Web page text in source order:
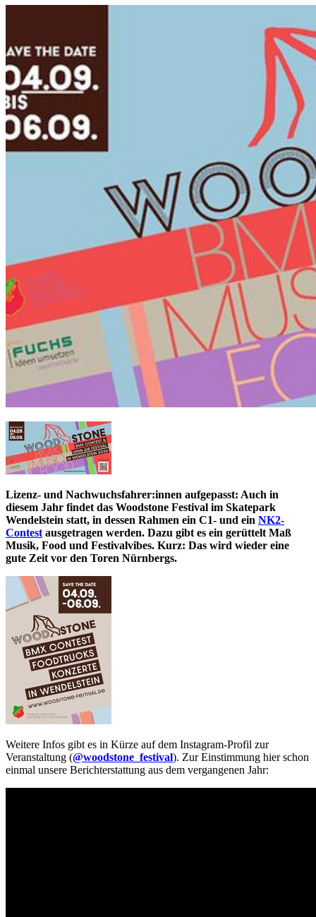
Lizenz- und Nachwuchsfahrer:innen aufgepasst: Auch in
diesem Jahr findet das Woodstone Festival im Skatepark
Wendelstein statt, in dessen Rahmen ein C1- und ein NK2-
Contest ausgetragen werden. Dazu gibt es ein gerüttelt Maß
Musik, Food und Festivalvibes. Kurz: Das wird wieder eine
gute Zeit vor den Toren Nürnbergs.
Weitere Infos gibt es in Kürze auf dem Instagram-Profil zur
Veranstaltung (@woodstone_festival). Zur Einstimmung hier schon
einmal unsere Berichterstattung aus dem vergangenen Jahr: